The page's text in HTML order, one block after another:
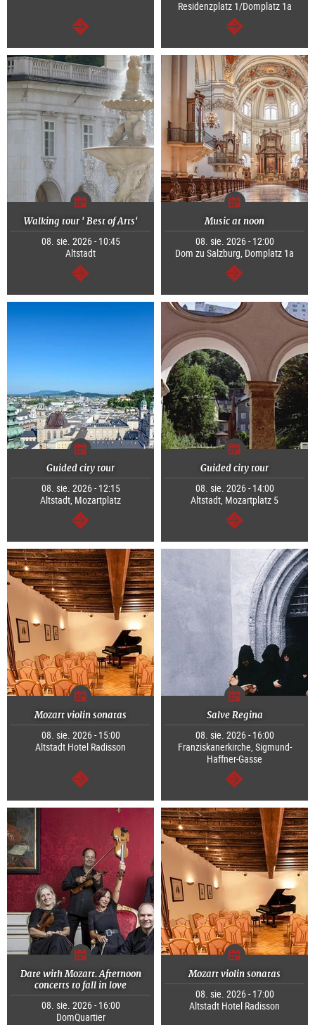
dalej
Residenzplatz 1/Domplatz 1a
dalej
Walking tour ' Best of Arts'
08. sie. 2026 - 10:45
Altstadt
dalej
Music at noon
08. sie. 2026 - 12:00
Dom zu Salzburg, Domplatz 1a
dalej
Guided city tour
08. sie. 2026 - 12:15
Altstadt, Mozartplatz
dalej
Guided city tour
08. sie. 2026 - 14:00
Altstadt, Mozartplatz 5
dalej
Mozart violin sonatas
08. sie. 2026 - 15:00
Altstadt Hotel Radisson
dalej
Salve Regina
08. sie. 2026 - 16:00
Franziskanerkirche, Sigmund-
Haffner-Gasse
dalej
Date with Mozart. Afternoon
concerts to fall in love
08. sie. 2026 - 16:00
DomQuartier
Mozart violin sonatas
08. sie. 2026 - 17:00
Altstadt Hotel Radisson